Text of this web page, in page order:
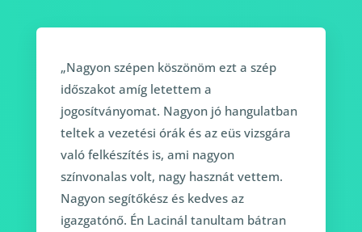
„Nagyon szépen köszönöm ezt a szép
időszakot amíg letettem a
jogosítványomat. Nagyon jó hangulatban
teltek a vezetési órák és az eüs vizsgára
való felkészítés is, ami nagyon
színvonalas volt, nagy hasznát vettem.
Nagyon segítőkész és kedves az
igazgatónő. Én Lacinál tanultam bátran